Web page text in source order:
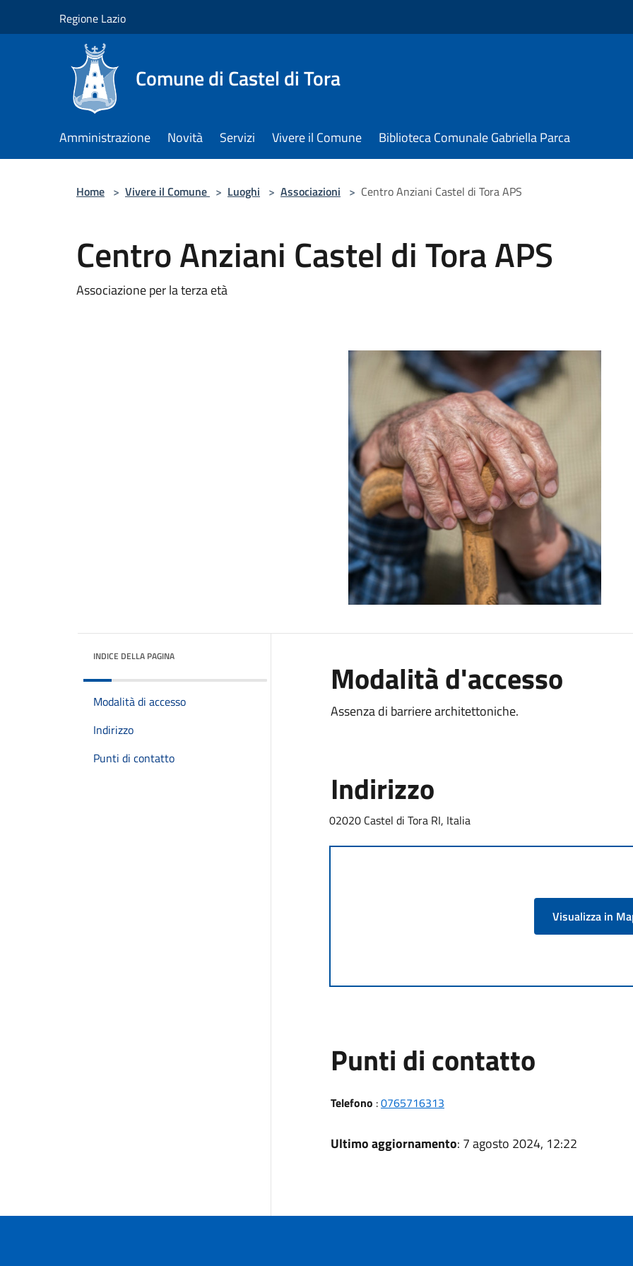
Regione Lazio
Comune di Castel di Tora
Amministrazione Novità Servizi Vivere il Comune Biblioteca Comunale Gabriella Parca
Home > Vivere il Comune > Luoghi > Associazioni > Centro Anziani Castel di Tora APS
Centro Anziani Castel di Tora APS
Associazione per la terza età
INDICE DELLA PAGINA
Modalità di accesso
Indirizzo
Punti di contatto
Modalità d'accesso
Assenza di barriere architettoniche.
Indirizzo
02020 Castel di Tora RI, Italia
Visualizza in
Punti di contatto
Telefono :0765716313
Ultimo aggiornamento: 7 agosto 2024, 12:22